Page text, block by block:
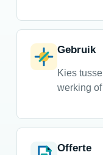
Gebruik
Kies
werking
Offerte